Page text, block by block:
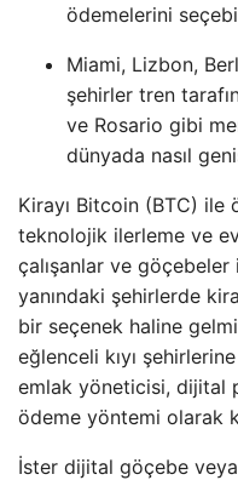
ödemelerini
Miami, Lizbon,
şehirler tren
ve Rosario gibi
dünyada nasıl
Kirayı Bitcoin (BTC) ile
teknolojik ilerleme ve
çalışanlar ve
yanındaki şehirlerde
bir seçenek haline
eğlenceli kıyı
emlak yöneticisi, dijital
ödeme yöntemi olarak
İster dijital göçebe